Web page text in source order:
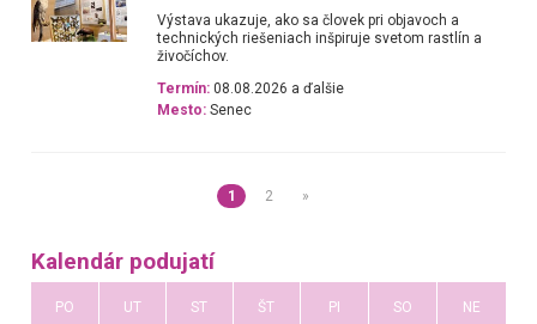
Výstava ukazuje, ako sa človek pri objavoch a
technických riešeniach inšpiruje svetom rastlín a
živočíchov.
Termín: 08.08.2026 a ďalšie
Mesto: Senec
1 2 »
Kalendár podujatí
PO UT ST ŠT PI SO NE